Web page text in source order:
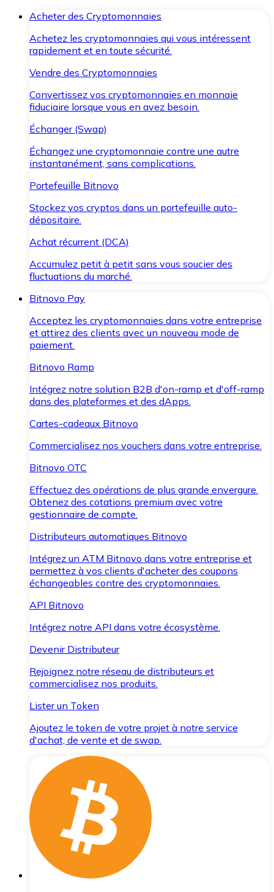
Acheter des Cryptomonnaies
Achetez les cryptomonnaies qui vous intéressent
rapidement et en toute sécurité.
Vendre des Cryptomonnaies
Convertissez vos cryptomonnaies en monnaie
fiduciaire lorsque vous en avez besoin.
Échanger (Swap)
Échangez une cryptomonnaie contre une autre
instantanément, sans complications.
Portefeuille Bitnovo
Stockez vos cryptos dans un portefeuille auto-
dépositaire.
Achat récurrent (DCA)
Accumulez petit à petit sans vous soucier des
fluctuations du marché.
Bitnovo Pay
Acceptez les cryptomonnaies dans votre entreprise
et attirez des clients avec un nouveau mode de
paiement.
Bitnovo Ramp
Intégrez notre solution B2B d'on-ramp et d'off-ramp
dans des plateformes et des dApps.
Cartes-cadeaux Bitnovo
Commercialisez nos vouchers dans votre entreprise.
Bitnovo OTC
Effectuez des opérations de plus grande envergure.
Obtenez des cotations premium avec votre
gestionnaire de compte.
Distributeurs automatiques Bitnovo
Intégrez un ATM Bitnovo dans votre entreprise et
permettez à vos clients d'acheter des coupons
échangeables contre des cryptomonnaies.
API Bitnovo
Intégrez notre API dans votre écosystème.
Devenir Distributeur
Rejoignez notre réseau de distributeurs et
commercialisez nos produits.
Lister un Token
Ajoutez le token de votre projet à notre service
d'achat, de vente et de swap.